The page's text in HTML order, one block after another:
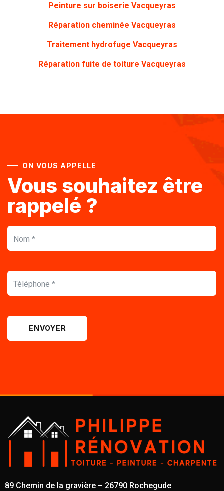
Peinture sur boiserie Vacqueyras
Réparation cheminée Vacqueyras
Traitement hydrofuge Vacqueyras
Réparation fuite de toiture Vacqueyras
ON VOUS APPELLE
Vous souhaitez être
rappelé ?
ENVOYER
89 Chemin de la gravière – 26790 Rochegude